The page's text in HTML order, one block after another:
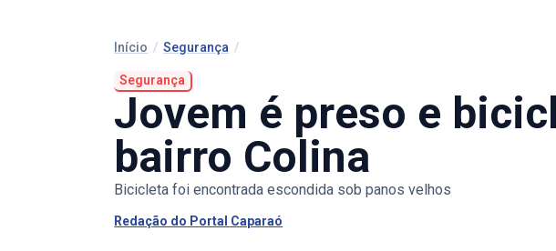
Início /Segurança /
Segurança
Jovem é preso e
bairro Colina
Bicicleta foi encontrada escondida sob panos velhos
Redação do Portal Caparaó